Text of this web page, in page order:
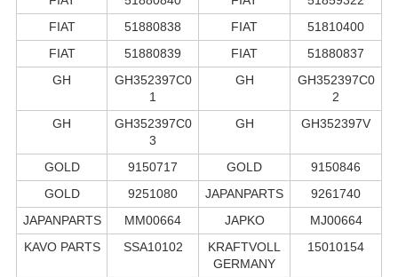
FIAT
51880838 FIAT
51810400
FIAT
51880839 FIAT
51880837
GH
GH352397C0
1
GH
GH352397C0
2
GH
GH352397C0
3
GH GH352397V
GOLD 9150717 GOLD
9150846
GOLD
9251080 JAPANPARTS
9261740
JAPANPARTS
MM00664 JAPKO
MJ00664
KAVO PARTS
SSA10102
KRAFTVOLL
GERMANY
15010154